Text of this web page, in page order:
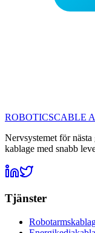
ROBOTICSCABLE
Nervsystemet för
kablage med snabb
Tjänster